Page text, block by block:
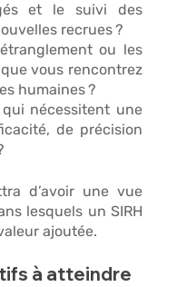
et le suivi des
recrues ?
ou les
vous rencontrez
humaines ?
↗️ Quels sont les processus qui nécessitent une
de précision
d’avoir une vue
lesquels un SIRH
ajoutée.
à atteindre